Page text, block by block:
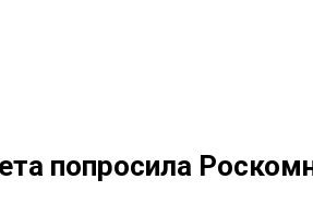
попросила